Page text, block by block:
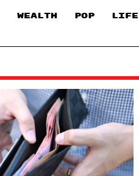
WEALTH POP LIFE